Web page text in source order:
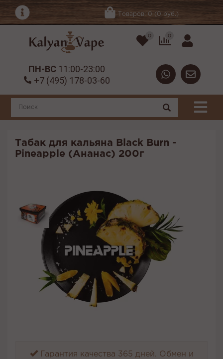
Товаров: 0 (0 руб.)
0 0
ПН-ВС 11:00-23:00
+7 (495) 178-03-60
Табак для кальяна Black Burn -
Pineapple (Ананас) 200г
Гарантия качества 365 дней. Обмен и